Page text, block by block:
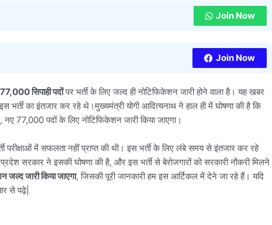
Join Now
Join Now
77,000 सिपाही पदोंपर भर्ती के लिए जल्द ही नोटिफिकेशन जारी होने वाला है। यह खबर
भर्ती का इंतजार कर रहे थे।मुख्यमंत्री योगी आदित्यनाथ ने हाल ही में घोषणा की है कि
नए 77,000 पदों के लिए नोटिफिकेशन जारी किया जाएगा।
में सफलता नहीं प्राप्त की थी।इस भर्ती के लिए लंबे समय से इंतजार कर रहे
सरकार ने इसकी घोषणा की है, और इस भर्ती से बेरोजगारों को सरकारी नौकरी मिलने
जल्द जारी किया जाएगा, जिसकी पूरी जानकारी हम इस आर्टिकल में देने जा रहे हैं। यदि
से पढ़े|